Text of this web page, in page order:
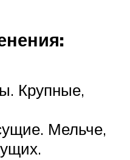
Крупные,
Мельче,